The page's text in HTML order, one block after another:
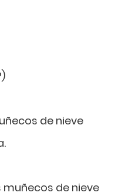
de nieve
de nieve